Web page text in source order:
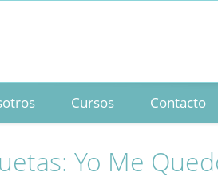
Cursos Contacto
Yo Me